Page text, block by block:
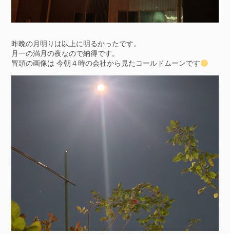
昨晩の月明りは以上に明るかったです。
月一の満月の夜なので納得です。
冒頭の画像は 今朝４時の会社から見たコールドムーンです